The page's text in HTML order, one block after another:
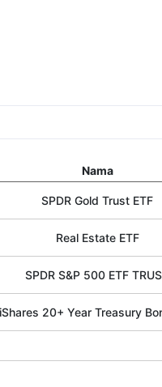
Nama
SPDR Gold Trust ETF
Real Estate ETF
SPDR S&P 500 ETF
iShares 20+ Year Treasury